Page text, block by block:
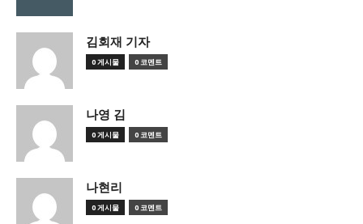
김회재 기자
0 게시물 0 코멘트
나영 김
0 게시물 0 코멘트
나현리
0 게시물 0 코멘트